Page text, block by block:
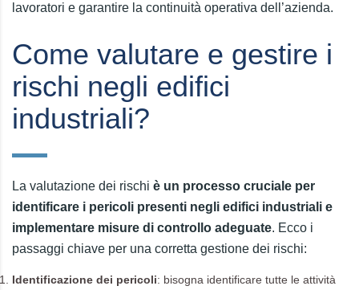
lavoratori e garantire la continuità operativa dell’azienda.
Come valutare e gestire i
rischi negli edifici
industriali?
La valutazione dei rischi è un processo cruciale per
identificare i pericoli presenti negli edifici industriali e
implementare misure di controllo adeguate. Ecco i
passaggi chiave per una corretta gestione dei rischi:
Identificazione dei pericoli: bisogna identificare tutte le attività